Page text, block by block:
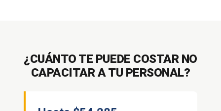
¿CUÁNTO TE PUEDE COSTAR NO
CAPACITAR A TU PERSONAL?